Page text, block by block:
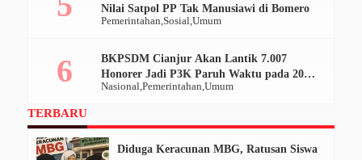
Pemerintahan Sosial Umum
Nilai Satpol PP Tak Manusiawi di Bomero
Nasional Pemerintahan Umum
BKPSDM Cianjur Akan Lantik 7.007
Honorer Jadi P3K Paruh Waktu pada 20
Desember 2025
TERBARU
Diduga Keracunan MBG, Ratusan Siswa